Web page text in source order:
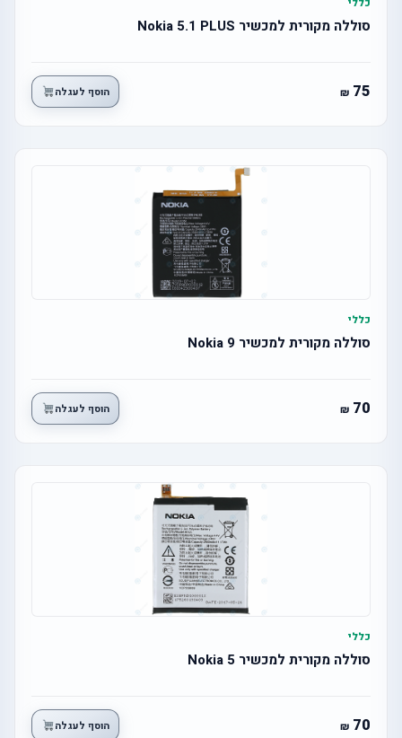
כללי
סוללה מקורית למכשיר Nokia 5.1 PLUS
75 הוסף לעגלה
כללי
סוללה מקורית למכשיר Nokia 9
70 הוסף לעגלה
כללי
סוללה מקורית למכשיר Nokia 5
70 הוסף לעגלה